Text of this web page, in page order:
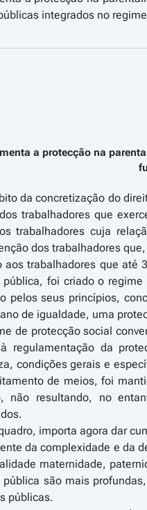
integrados no
a protecção na
da concretização do
trabalhadores que
trabalhadores cuja
dos trabalhadores
aos trabalhadores que até
pública, foi criado o
pelos seus princípios,
de igualdade, uma
de protecção social
regulamentação da
condições gerais e
de meios, foi
não resultando, no
importa agora dar
da complexidade e da
maternidade,
pública são mais
públicas.